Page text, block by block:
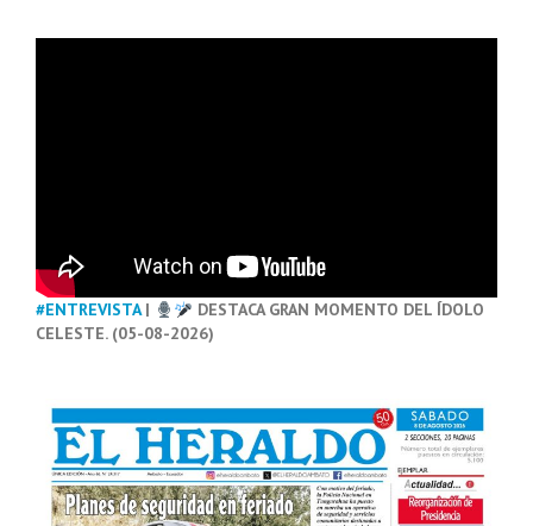
#ENTREVISTA|
DESTACA GRAN MOMENTO DEL ÍDOLO
CELESTE. (05-08-2026)